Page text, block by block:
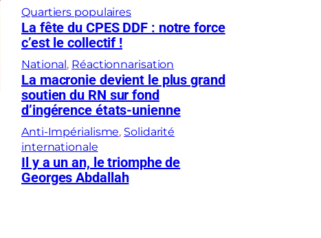
Quartiers populaires
La fête du CPES DDF : notre force
c’est le collectif !
National, Réactionnarisation
La macronie devient le plus grand
soutien du RN sur fond
d’ingérence états-unienne
Anti-Impérialisme, Solidarité
internationale
Il y a un an, le triomphe de
Georges Abdallah